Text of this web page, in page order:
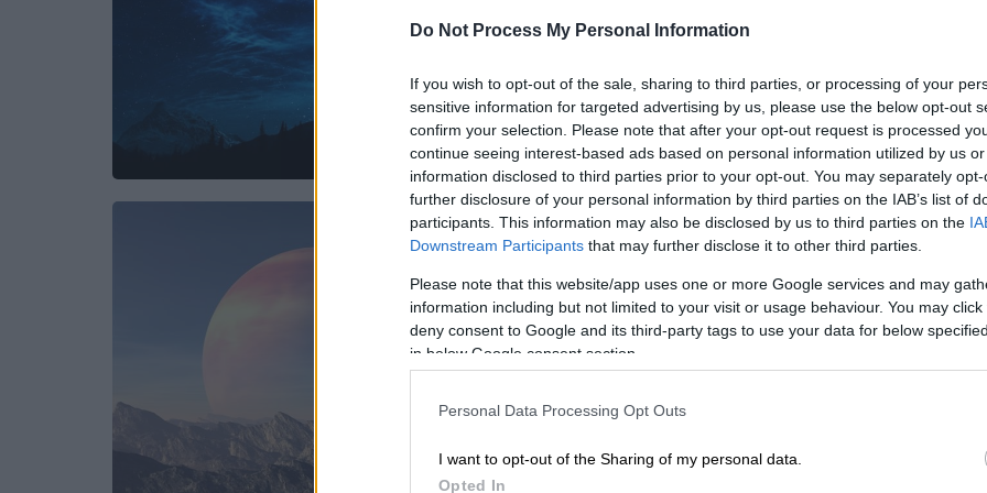
Do Not Process My Personal Information
If you wish to opt-out of the sale, sharing to third parties, or processing of your
sensitive information for targeted advertising by us, please use the below opt-out
confirm your selection. Please note that after your opt-out request is processed
continue seeing interest-based ads based on personal information utilized by us
information disclosed to third parties prior to your opt-out. You may separately
further disclosure of your personal information by third parties on the IAB’s list of
participants. This information may also be disclosed by us to third parties on the
Downstream Participants that may further disclose it to other third parties.
Please note that this website/app uses one or more Google services and may
information including but not limited to your visit or usage behaviour. You may
deny consent to Google and its third-party tags to use your data for below
in below Google consent section.
Personal Data Processing Opt Outs
I want to opt-out of the Sharing of my personal data.
Opted In
Πότε θα σημειωθεί
Έχετε την ευκαιρία να παρατηρήστε
μια σπάνια ευθυγράμμιση Αφροδίτης,
Δία και Ερμή
Κόσμος|04.05.2026 22:28
Ανακαλύφθηκαν 27 νέοι πλανήτες
που περιστρέφονται γύρω από δύο
άστρα
επιστήμονες ανακάλυψαν σχεδόν 30